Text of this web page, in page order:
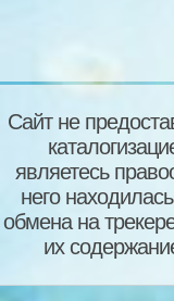
Сайт не
являетесь
него
обмена на
их